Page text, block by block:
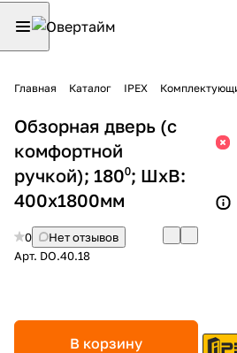
Главная Каталог IPEX
Обзорная дверь (с
комфортной
ручкой); 180⁰; ШхВ:
400х1800мм
0
Нет отзывов
Арт. DO.40.18
В корзину